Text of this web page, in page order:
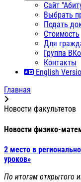
Сайт
Выбрать
Подать
Стоимость
Для
Группа
Контакты
English
Главная
Новости факультетов
Новости физико-
2 место в
уроков»
По итогам открытого